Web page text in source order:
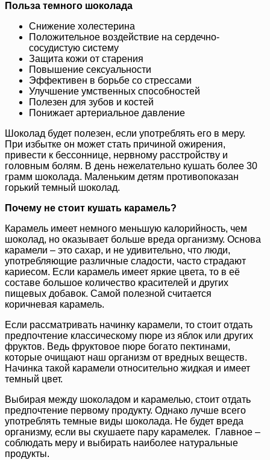
Польза темного шоколада
Снижение холестерина
Положительное воздействие на сердечно-
сосудистую систему
Защита кожи от старения
Повышение сексуальности
Эффективен в борьбе со стрессами
Улучшение умственных способностей
Полезен для зубов и костей
Понижает артериальное давление
Шоколад будет полезен, если употреблять его в меру.
При избытке он может стать причиной ожирения,
привести к бессоннице, нервному расстройству и
головным болям. В день нежелательно кушать более 30
грамм шоколада. Маленьким детям противопоказан
горький темный шоколад.
Почему не стоит кушать карамель?
Карамель имеет немного меньшую калорийность, чем
шоколад, но оказывает больше вреда организму. Основа
карамели – это сахар, и не удивительно, что люди,
употребляющие различные сладости, часто страдают
кариесом. Если карамель имеет яркие цвета, то в её
составе большое количество красителей и других
пищевых добавок. Самой полезной считается
коричневая карамель.
Если рассматривать начинку карамели, то стоит отдать
предпочтение классическому пюре из яблок или других
фруктов. Ведь фруктовое пюре богато пектинами,
которые очищают наш организм от вредных веществ.
Начинка такой карамели относительно жидкая и имеет
темный цвет.
Выбирая между шоколадом и карамелью, стоит отдать
предпочтение первому продукту. Однако лучше всего
употреблять темные виды шоколада. Не будет вреда
организму, если вы скушаете пару карамелек. Главное –
соблюдать меру и выбирать наиболее натуральные
продукты.